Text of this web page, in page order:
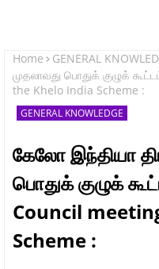
Home GENERAL
முதலாவது பொதுக் குழுக்
the Khelo India Scheme :
GENERAL KNOWLEDGE
கேலோ இந்தியா
பொதுக் குழுக்
Council
Scheme :